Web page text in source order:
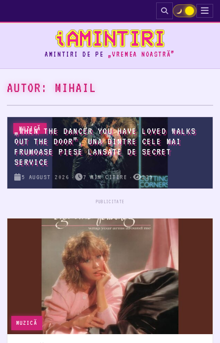
☀
AMINTIRI DE PE „VREMEA NOASTRĂ”
AUTOR: MIHAIL
MUZICĂ
„WHEN THE DANCER YOU HAVE LOVED WALKS
OUT THE DOOR”, UNA DINTRE CELE MAI
FRUMOASE PIESE LANSATE DE SECRET
SERVICE
5 AUGUST 2026 7 MIN CITIRE 229
PUBLICITATE
MUZICĂ